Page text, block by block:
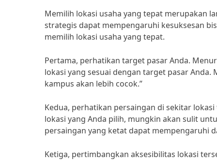
Memilih lokasi usaha yang tepat merupakan
strategis dapat mempengaruhi kesuksesan
memilih lokasi usaha yang tepat.
Pertama, perhatikan target pasar Anda.
lokasi yang sesuai dengan target pasar Anda.
kampus akan lebih cocok.”
Kedua, perhatikan persaingan di sekitar
lokasi yang Anda pilih, mungkin akan sulit
persaingan yang ketat dapat mempengaruhi
Ketiga, pertimbangkan aksesibilitas lokasi